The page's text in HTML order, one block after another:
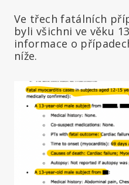
Ve třech fatálních
byli všichni ve věku
informace o
níže.